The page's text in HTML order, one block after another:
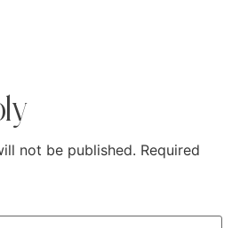
not be published. Required